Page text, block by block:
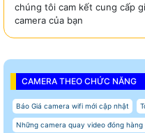
chúng tôi cam kết cung cấp
camera của bạn
CAMERA THEO CHỨC NĂNG
Báo Giá camera wifi mới cập nhật
Những camera quay video đóng hàng